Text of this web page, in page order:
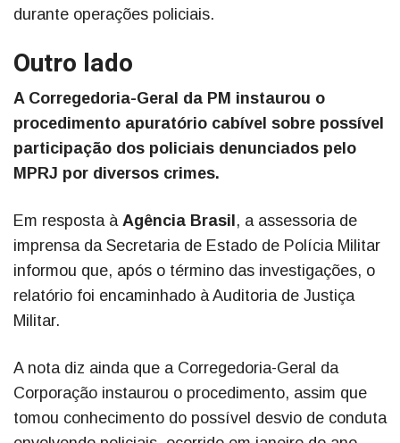
durante operações policiais.
Outro lado
A Corregedoria-Geral da PM instaurou o
procedimento apuratório cabível sobre possível
participação dos policiais denunciados pelo
MPRJ por diversos crimes.
Em resposta à Agência Brasil , a assessoria de
imprensa da Secretaria de Estado de Polícia Militar
informou que, após o término das investigações, o
relatório foi encaminhado à Auditoria de Justiça
Militar.
A nota diz ainda que a Corregedoria-Geral da
Corporação instaurou o procedimento, assim que
tomou conhecimento do possível desvio de conduta